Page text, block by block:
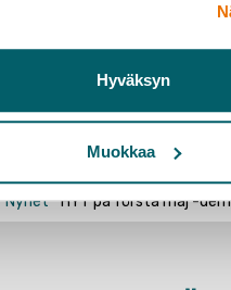
Hyväksyn
Muokkaa
Dela med sig:
Nyhet HYT på första maj -